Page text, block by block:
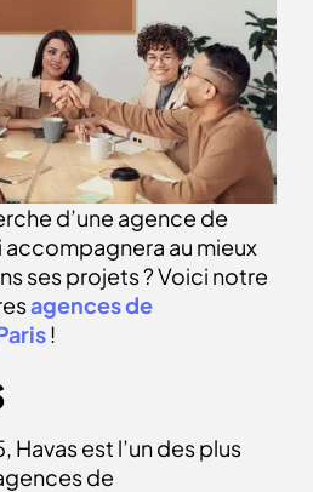
d’une agence de
au mieux
ses projets ? Voici notre
agences de
!
Havas est l’un des plus
de